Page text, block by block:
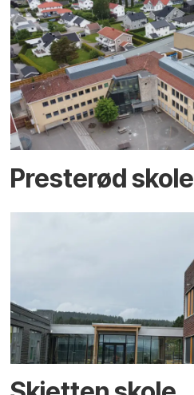
Presterød skole